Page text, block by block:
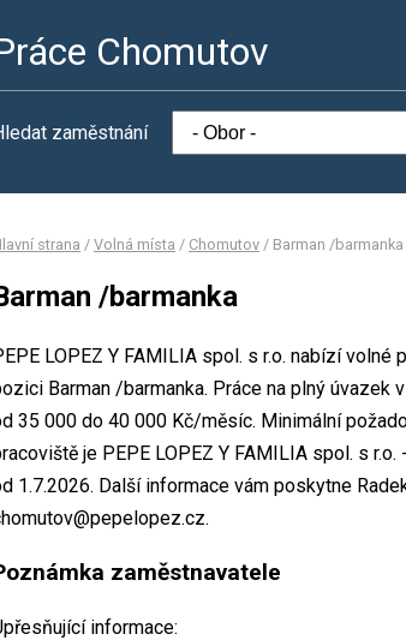
Chomutov
zaměstnání
strana / Volná místa / Chomutov / Barman /barmanka
/barmanka
LOPEZ Y FAMILIA spol. s r.o. nabízí
Barman /barmanka. Práce na plný úvazek
35 000 do 40 000 Kč/měsíc. Minimální
je PEPE LOPEZ Y FAMILIA spol. s
1.7.2026. Další informace vám poskytne
zaměstnavatele
informace: